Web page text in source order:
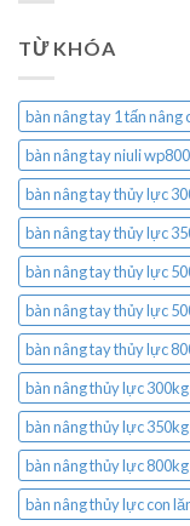
TỪ KHÓA
bàn nâng tay 1 tấn nâng
bàn nâng tay niuli wp800
bàn nâng tay thủy lực
bàn nâng tay thủy lực
bàn nâng tay thủy lực
bàn nâng tay thủy lực
bàn nâng tay thủy lực
bàn nâng thủy lực
bàn nâng thủy lực
bàn nâng thủy lực
bàn nâng thủy lực con